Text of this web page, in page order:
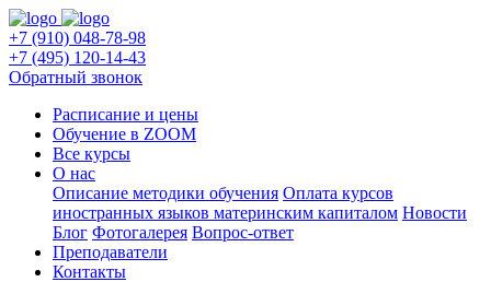
+7 (910) 048-78-98
+7 (495) 120-14-43
Обратный звонок
Расписание и цены
Обучение в ZOOM
Все курсы
О нас
Описание методики обучения Оплата курсов
иностранных языков материнским капиталом Новости
Блог Фотогалерея Вопрос-ответ
Преподаватели
Контакты